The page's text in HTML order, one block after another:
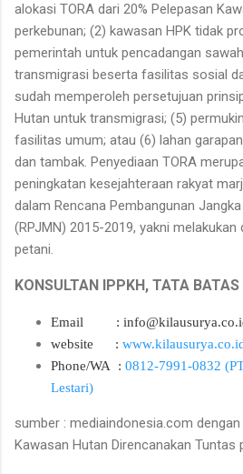
alokasi TORA dari 20% Pelepasan
perkebunan; (2) kawasan HPK tidak
pemerintah untuk pencadangan
transmigrasi beserta fasilitas sosial
sudah memperoleh persetujuan
Hutan untuk transmigrasi; (5)
fasilitas umum; atau (6) lahan
dan tambak. Penyediaan TORA
peningkatan kesejahteraan rakyat
dalam Rencana Pembangunan
(RPJMN) 2015-2019, yakni
petani.
KONSULTAN IPPKH, TATA
Email :
website
:
Phone/WA : 0812-7991-0832
Lestari)
sumber : mediaindonesia.com dengan
Kawasan Hutan Direncanakan Tuntas